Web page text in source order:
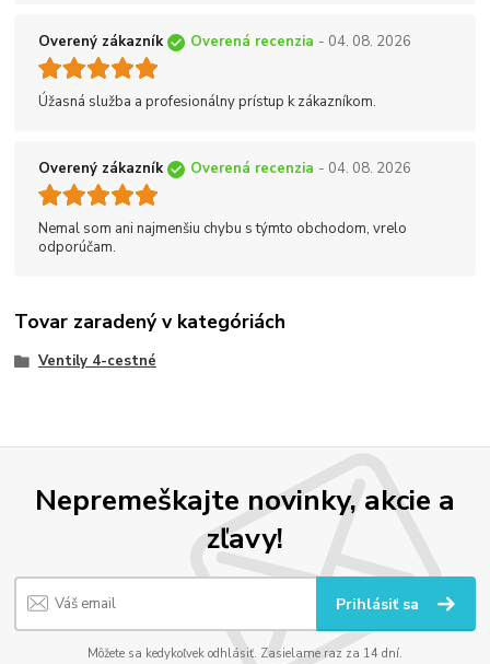
Overený zákazník Overená recenzia - 04. 08. 2026
Úžasná služba a profesionálny prístup k zákazníkom.
Overený zákazník Overená recenzia - 04. 08. 2026
Nemal som ani najmenšiu chybu s týmto obchodom, vrelo
odporúčam.
Tovar zaradený v kategóriách
Ventily 4-cestné
Nepremeškajte novinky, akcie a
zľavy!
Prihlásiť sa
Môžete sa kedykoľvek odhlásiť. Zasielame raz za 14 dní.